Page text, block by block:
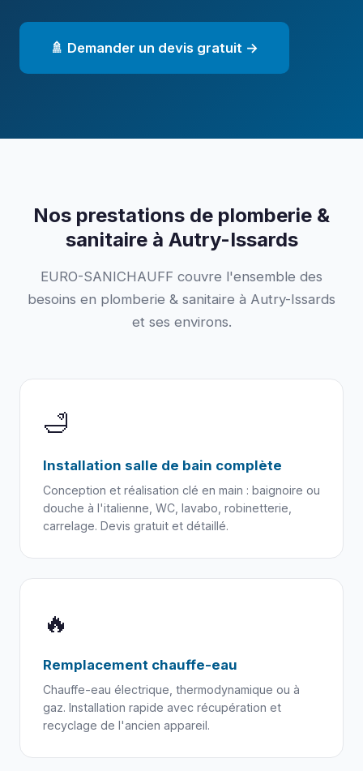
🚿 Demander un devis gratuit →
Nos prestations de plomberie &
sanitaire à Autry-Issards
EURO-SANICHAUFF couvre l'ensemble des
besoins en plomberie & sanitaire à Autry-Issards
et ses environs.
🛁
Installation salle de bain complète
Conception et réalisation clé en main : baignoire ou
douche à l'italienne, WC, lavabo, robinetterie,
carrelage. Devis gratuit et détaillé.
🔥
Remplacement chauffe-eau
Chauffe-eau électrique, thermodynamique ou à
gaz. Installation rapide avec récupération et
recyclage de l'ancien appareil.